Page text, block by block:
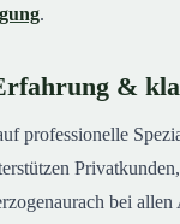
.
&
professionelle
bei